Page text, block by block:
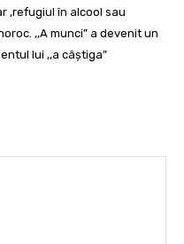
,refugiul în alcool sau
,,A munci” a devenit un
lui ,,a câștiga”